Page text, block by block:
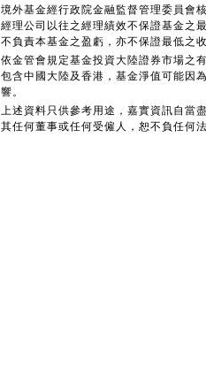
境外基金經行政院金融監督管理委員會
經理公司以往之經理績效不保證基金之
不負責本基金之盈虧，亦不保證最低之
依金管會規定基金投資大陸證券市場之
包含中國大陸及香港，基金淨值可能因
響。
上述資料只供參考用途，嘉實資訊自當
其任何董事或任何受僱人，恕不負任何